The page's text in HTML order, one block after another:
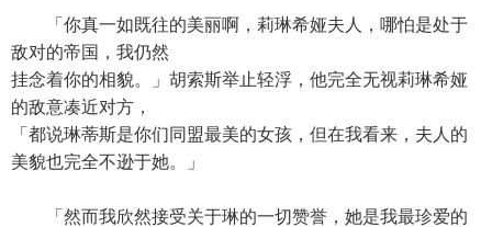
「你真一如既往的美丽啊，莉琳希娅夫人，哪怕是处于
敌对的帝国，我仍然
挂念着你的相貌。」胡索斯举止轻浮，他完全无视莉琳希娅
的敌意凑近对方，
「都说琳蒂斯是你们同盟最美的女孩，但在我看来，夫人的
美貌也完全不逊于她。」
「然而我欣然接受关于琳的一切赞誉，她是我最珍爱的